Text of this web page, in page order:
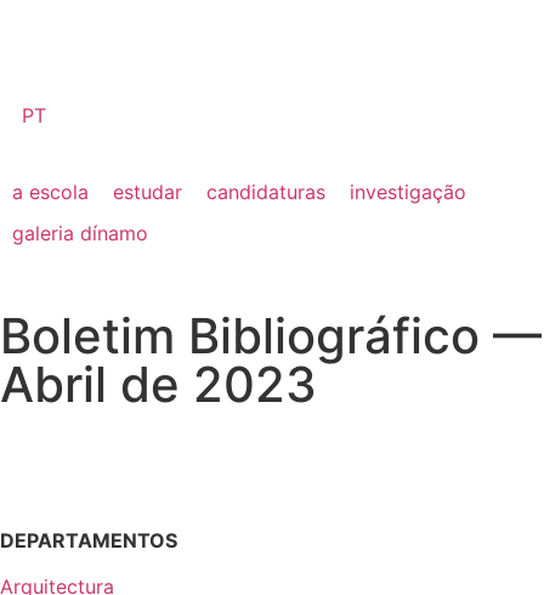
PT
a escola estudar candidaturas
investigação
galeria dínamo
Boletim Bibliográfico —
Abril de 2023
DEPARTAMENTOS
Arquitectura